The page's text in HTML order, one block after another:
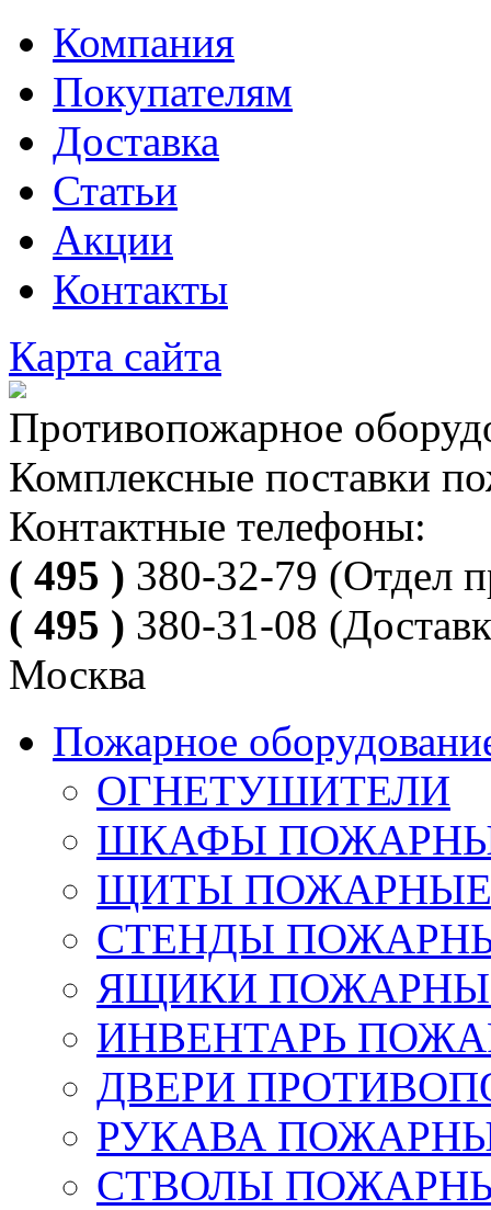
Компания
Покупателям
Доставка
Статьи
Акции
Контакты
Карта сайта
Противопожарное
Комплексные поставки
Контактные телефоны:
( 495 ) 380-32-79 (Отдел
( 495 ) 380-31-08
Москва
Пожарное
ОГНЕТУШИТЕЛИ
ШКАФЫ
ЩИТЫ ПОЖАРНЫЕ
СТЕНДЫ
ЯЩИКИ ПОЖАРНЫЕ
ИНВЕНТАРЬ
ДВЕРИ
РУКАВА
СТВОЛЫ